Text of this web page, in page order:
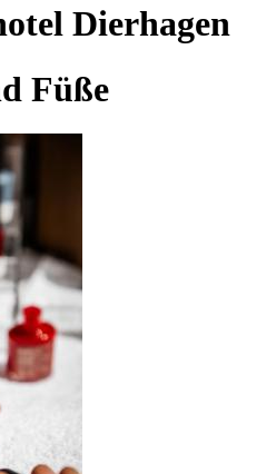
Dierhagen
Füße